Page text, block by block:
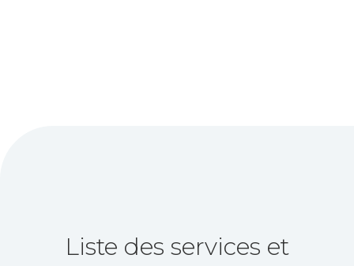
Liste des services et